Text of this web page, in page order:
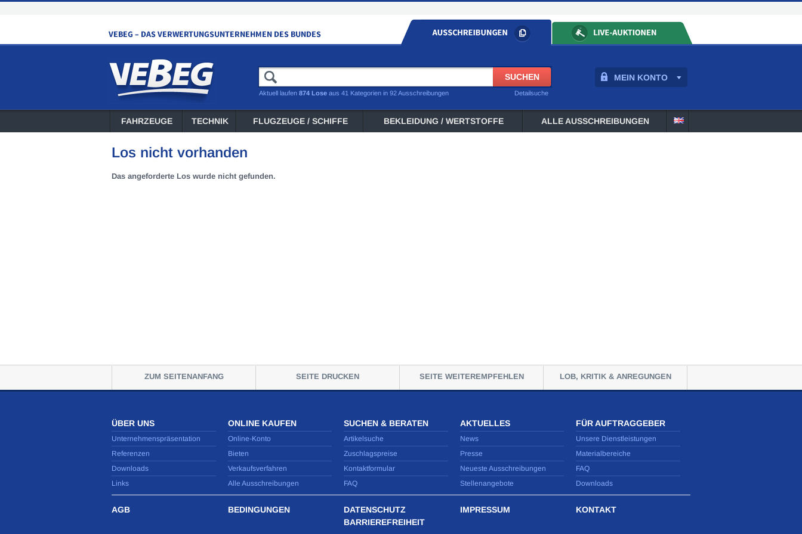
MEIN KONTO
Detailsuche
Aktuell laufen 874 Lose aus 41 Kategorien in 92 Ausschreibungen
FAHRZEUGE TECHNIK FLUGZEUGE / SCHIFFE BEKLEIDUNG / WERTSTOFFE ALLE AUSSCHREIBUNGEN
Los nicht vorhanden
Das angeforderte Los wurde nicht gefunden.
ZUM SEITENANFANG SEITE DRUCKEN SEITE WEITEREMPFEHLEN LOB, KRITIK & ANREGUNGEN
ÜBER UNS
Unternehmenspräsentation
Referenzen
Downloads
Links
ONLINE KAUFEN
Online-Konto
Bieten
Verkaufsverfahren
Alle Ausschreibungen
SUCHEN & BERATEN
Artikelsuche
Zuschlagspreise
Kontaktformular
FAQ
AKTUELLES
News
Presse
Neueste Ausschreibungen
Stellenangebote
FÜR AUFTRAGGEBER
Unsere Dienstleistungen
Materialbereiche
FAQ
Downloads
AGB BEDINGUNGEN
DATENSCHUTZ
BARRIEREFREIHEIT
IMPRESSUM KONTAKT